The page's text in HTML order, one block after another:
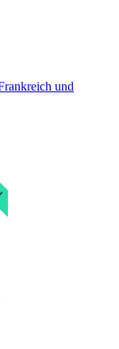
und